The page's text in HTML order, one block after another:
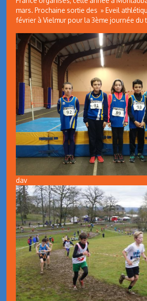
mars. Prochaine sortie des » Eveil
février à Vielmur pour la 3ème journée du
dav